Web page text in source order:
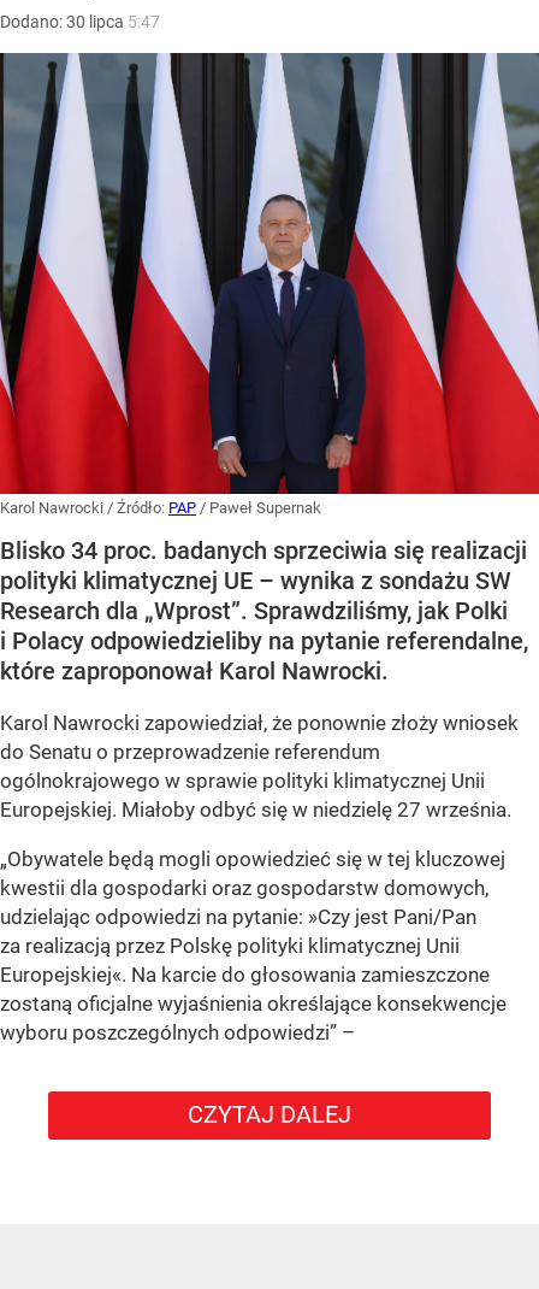
Dodano:30 lipca 5:47
Karol Nawrocki / Źródło: PAP / Paweł Supernak
Blisko 34 proc. badanych sprzeciwia się realizacji
polityki klimatycznej UE – wynika z sondażu SW
Research dla „Wprost”. Sprawdziliśmy, jak Polki
i Polacy odpowiedzieliby na pytanie referendalne,
które zaproponował Karol Nawrocki.
Karol Nawrocki zapowiedział, że ponownie złoży wniosek
do Senatu o przeprowadzenie referendum
ogólnokrajowego w sprawie polityki klimatycznej Unii
Europejskiej. Miałoby odbyć się w niedzielę 27 września.
„Obywatele będą mogli opowiedzieć się w tej kluczowej
kwestii dla gospodarki oraz gospodarstw domowych,
udzielając odpowiedzi na pytanie: »Czy jest Pani/Pan
za realizacją przez Polskę polityki klimatycznej Unii
Europejskiej«. Na karcie do głosowania zamieszczone
zostaną oficjalne wyjaśnienia określające konsekwencje
wyboru poszczególnych odpowiedzi” –
CZYTAJ DALEJ